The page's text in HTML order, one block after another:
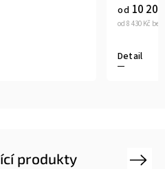
produkty Next